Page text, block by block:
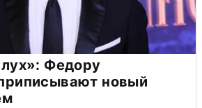
Федору
новый